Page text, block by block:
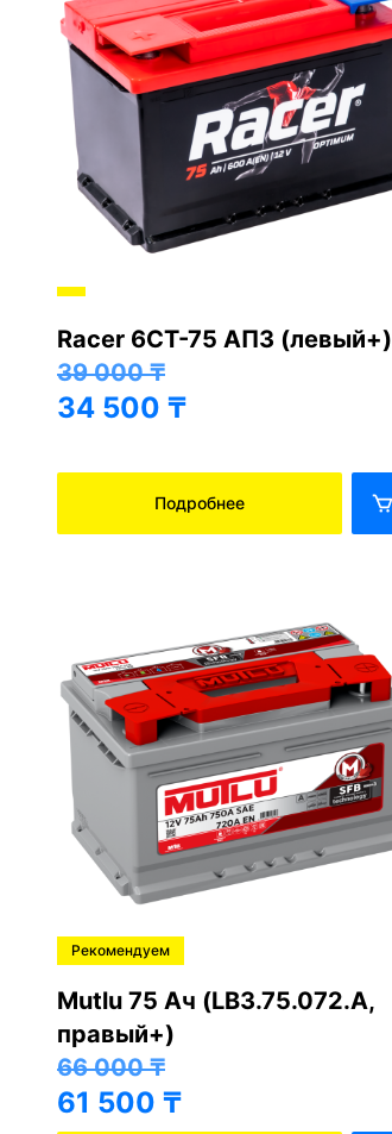
Racer 6СТ-75 АПЗ (левый+)
39 000₸
34 500 ₸
Подробнее
Рекомендуем
Mutlu 75 Ач (LB3.75.072.A,
правый+)
66 000₸
61 500 ₸